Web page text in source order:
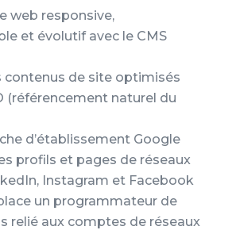
web responsive,
et évolutif avec le CMS
contenus de site optimisés
(référencement naturel du
d’établissement Google
profils et pages de réseaux
Instagram et Facebook
un programmateur de
relié aux comptes de réseaux